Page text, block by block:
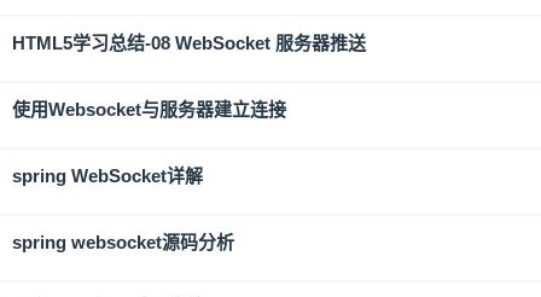
HTML5学习总结-08 WebSocket 服务器推送
使用Websocket与服务器建立连接
spring WebSocket详解
spring websocket源码分析